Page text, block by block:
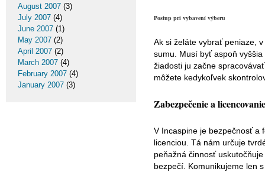
Postup pri vybavení výberu
Ak si želáte vybrať peniaze,
sumu. Musí byť aspoň
žiadosti ju začne
môžete kedykoľvek
Zabezpečenie a licencovanie
V Incaspine je bezpečnosť a
licenciou. Tá nám určuje
peňažná činnosť
bezpečí. Komunikujeme len
August 2007 (3)
July 2007 (4)
June 2007 (1)
May 2007 (2)
April 2007 (2)
March 2007 (4)
February 2007 (4)
January 2007 (3)